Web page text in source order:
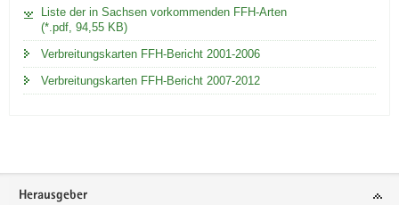
Liste der in Sachsen vorkommenden FFH-Arten
(*.pdf, 94,55 KB)
Verbreitungskarten FFH-Bericht 2001-2006
Verbreitungskarten FFH-Bericht 2007-2012
Footer-
Herausgeber